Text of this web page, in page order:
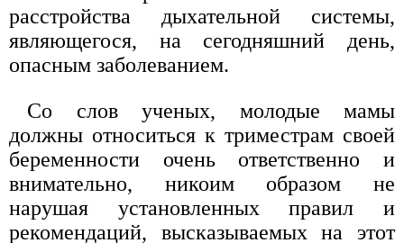
расстройства дыхательной системы,
являющегося, на сегодняшний день,
опасным заболеванием.
Со слов ученых, молодые мамы
должны относиться к триместрам своей
беременности очень ответственно и
внимательно, никоим образом не
нарушая установленных правил и
рекомендаций, высказываемых на этот